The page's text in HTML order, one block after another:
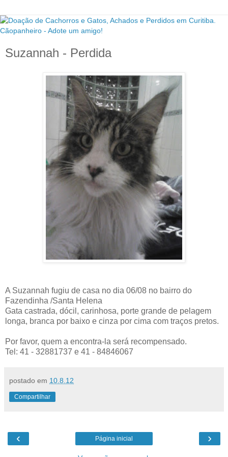
Suzannah - Perdida
A Suzannah fugiu de casa no dia 06/08 no bairro do
Fazendinha /Santa Helena
Gata castrada, dócil, carinhosa, porte grande de pelagem
longa, branca por baixo e cinza por cima com traços pretos.
Por favor, quem a encontra-la será recompensado.
Tel: 41 - 32881737 e 41 - 84846067
postado em 10.8.12
Compartilhar
‹ ›
Página inicial